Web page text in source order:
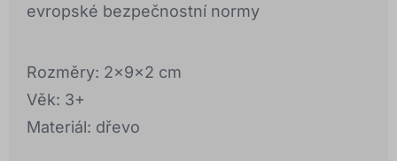
evropské bezpečnostní normy
Rozměry: 2x9x2 cm
Věk: 3+
Materiál: dřevo